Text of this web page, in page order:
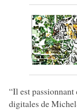
“Il est passionnant
digitales de